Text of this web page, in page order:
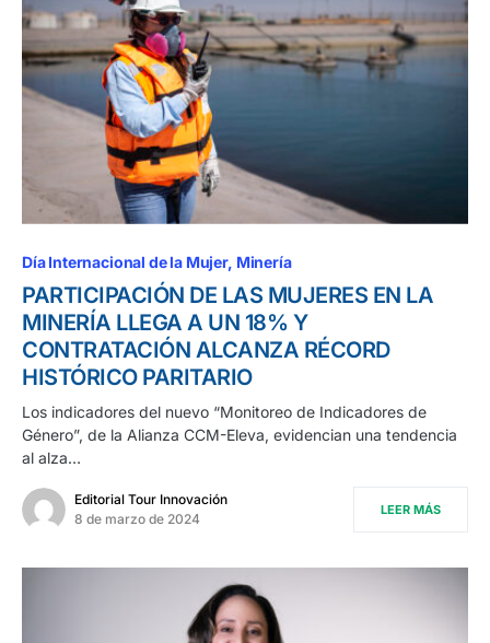
Día Internacional de la Mujer Minería
PARTICIPACIÓN DE LAS MUJERES EN LA
MINERÍA LLEGA A UN 18% Y
CONTRATACIÓN ALCANZA RÉCORD
HISTÓRICO PARITARIO
Los indicadores del nuevo “Monitoreo de Indicadores de
Género”, de la Alianza CCM-Eleva, evidencian una tendencia
al alza…
Editorial Tour Innovación
8 de marzo de 2024
LEER MÁS